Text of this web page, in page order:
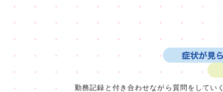
勤務記録と付き合わせながら質問をしてい